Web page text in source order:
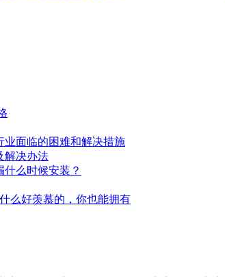
业面临的困难和解决措施
解决办法
么时候安装？
么好羡慕的，你也能拥有